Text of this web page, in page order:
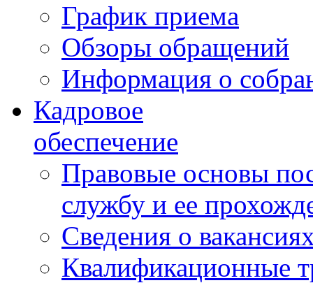
График приема
Обзоры обращений
Информация о
Кадровое
обеспечение
Правовые основы
службу и ее
Сведения о
Квалификационные